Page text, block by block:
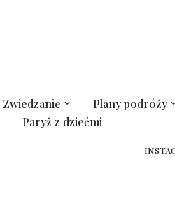
Zwiedzanie Plany podróży
Paryż z dziećmi